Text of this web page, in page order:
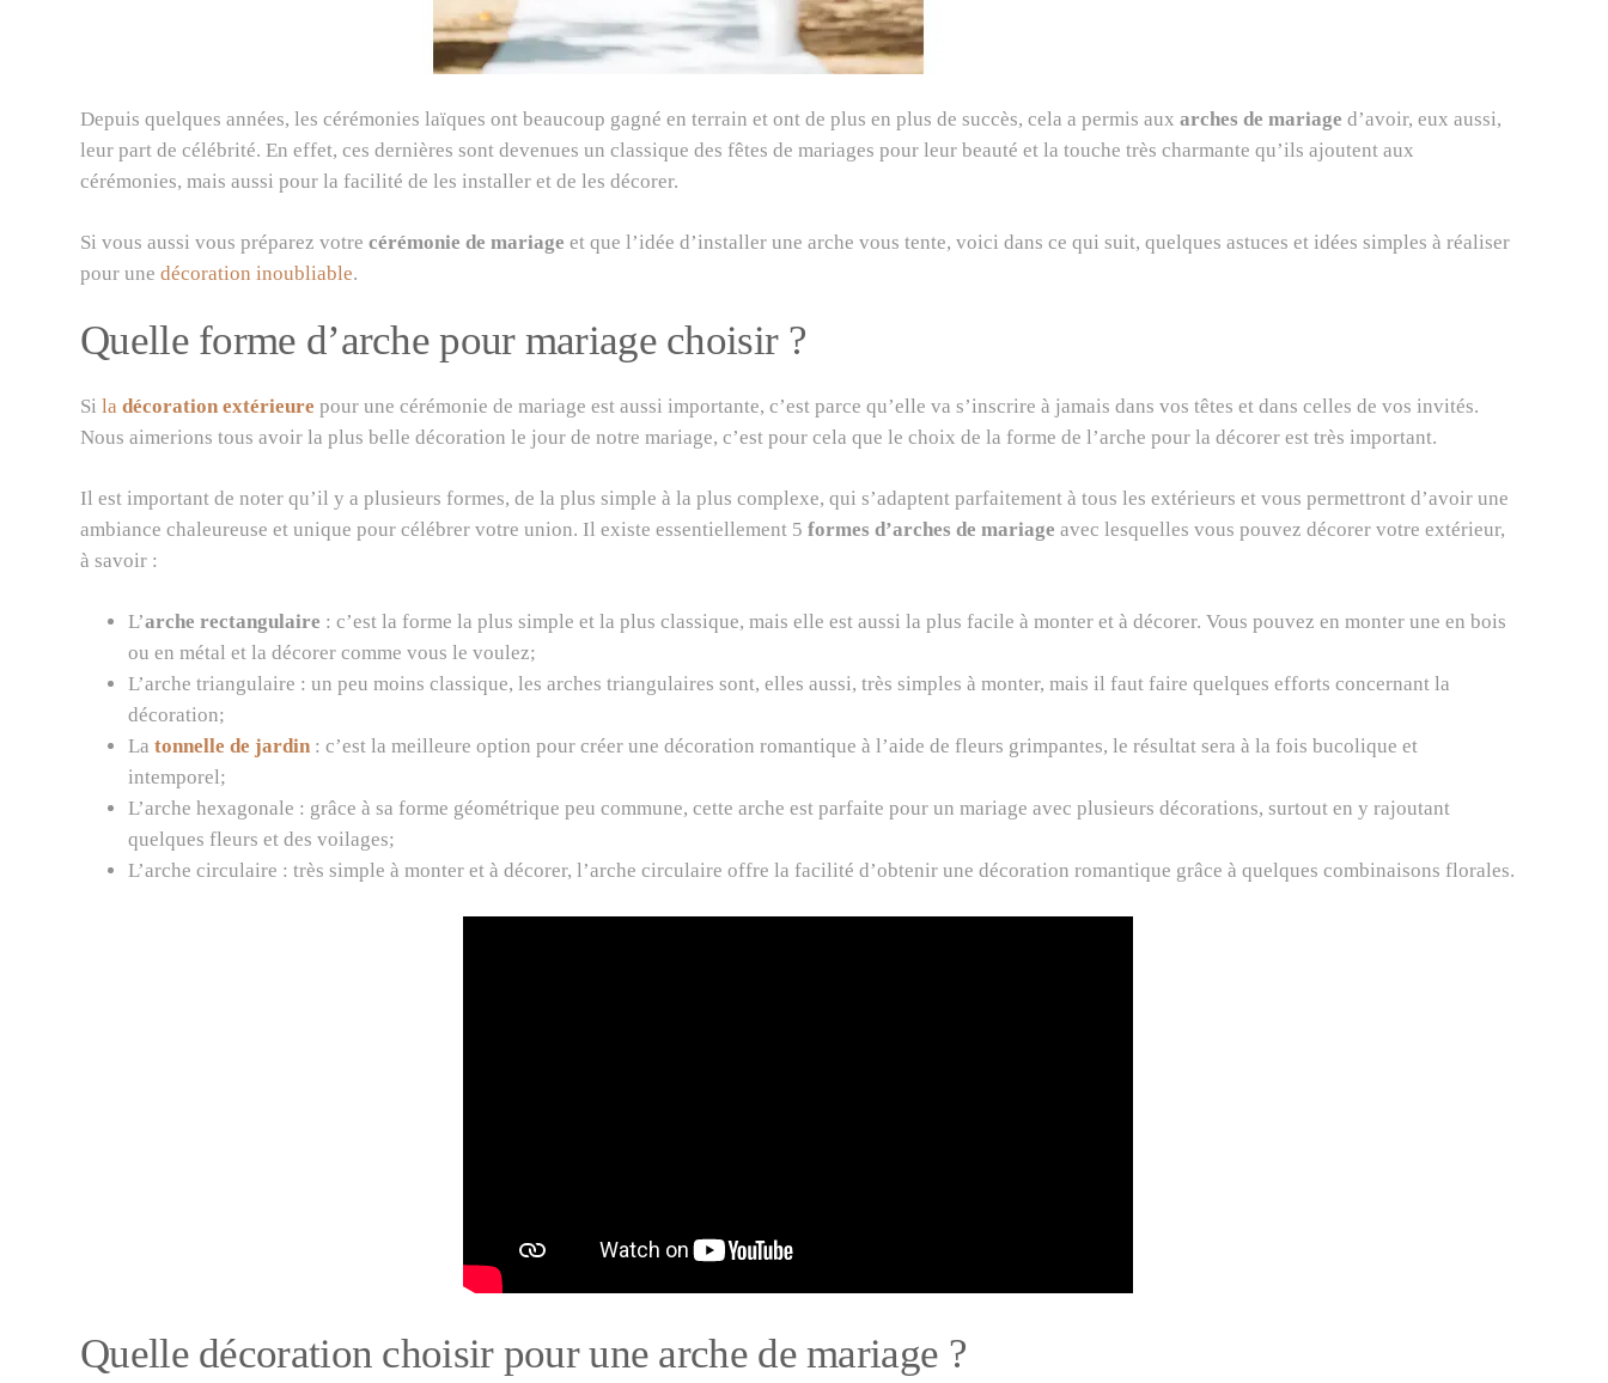
Depuis quelques années, les cérémonies laïques ont beaucoup gagné en terrain et ont de plus en plus de succès, cela a permis aux arches de mariage d’avoir, eux aussi,
leur part de célébrité. En effet, ces dernières sont devenues un classique des fêtes de mariages pour leur beauté et la touche très charmante qu’ils ajoutent aux
cérémonies, mais aussi pour la facilité de les installer et de les décorer.
Si vous aussi vous préparez votre cérémonie de mariage et que l’idée d’installer une arche vous tente, voici dans ce qui suit, quelques astuces et idées simples à réaliser
pour une décoration inoubliable.
Quelle forme d’arche pour mariage choisir ?
Si la décoration extérieure pour une cérémonie de mariage est aussi importante, c’est parce qu’elle va s’inscrire à jamais dans vos têtes et dans celles de vos invités.
Nous aimerions tous avoir la plus belle décoration le jour de notre mariage, c’est pour cela que le choix de la forme de l’arche pour la décorer est très important.
Il est important de noter qu’il y a plusieurs formes, de la plus simple à la plus complexe, qui s’adaptent parfaitement à tous les extérieurs et vous permettront d’avoir une
ambiance chaleureuse et unique pour célébrer votre union. Il existe essentiellement 5 formes d’arches de mariage avec lesquelles vous pouvez décorer votre extérieur,
à savoir :
L’arche rectangulaire : c’est la forme la plus simple et la plus classique, mais elle est aussi la plus facile à monter et à décorer. Vous pouvez en monter une en bois
ou en métal et la décorer comme vous le voulez;
L’arche triangulaire : un peu moins classique, les arches triangulaires sont, elles aussi, très simples à monter, mais il faut faire quelques efforts concernant la
décoration;
La tonnelle de jardin : c’est la meilleure option pour créer une décoration romantique à l’aide de fleurs grimpantes, le résultat sera à la fois bucolique et
intemporel;
L’arche hexagonale : grâce à sa forme géométrique peu commune, cette arche est parfaite pour un mariage avec plusieurs décorations, surtout en y rajoutant
quelques fleurs et des voilages;
L’arche circulaire : très simple à monter et à décorer, l’arche circulaire offre la facilité d’obtenir une décoration romantique grâce à quelques combinaisons florales.
Quelle décoration choisir pour une arche de mariage ?